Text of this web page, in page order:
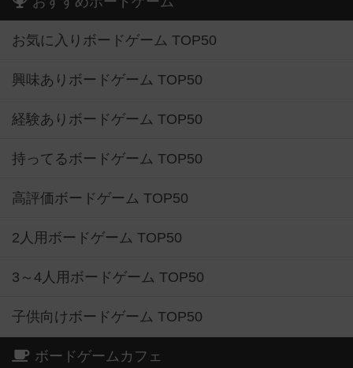
お気に入りボードゲーム TOP50
興味ありボードゲーム TOP50
経験ありボードゲーム TOP50
持ってるボードゲーム TOP50
高評価ボードゲーム TOP50
2人用ボードゲーム TOP50
3～4人用ボードゲーム TOP50
子供向けボードゲーム TOP50
ボードゲームカフェ